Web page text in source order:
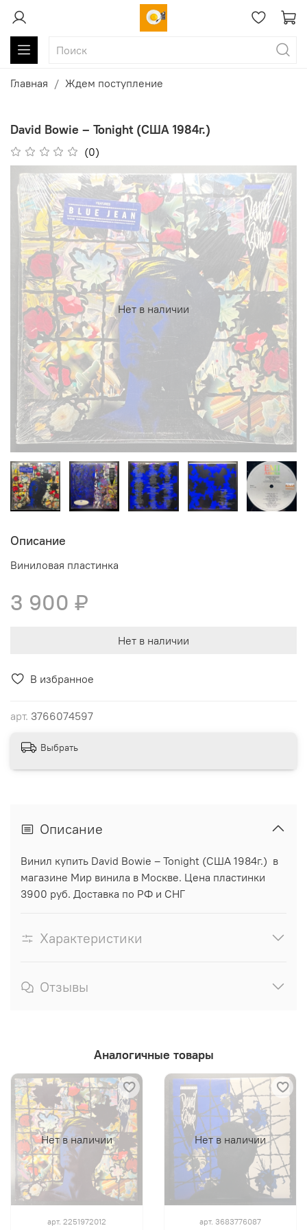
Главная Ждем поступление
David Bowie ‎– Tonight (США 1984г.)
(0)
В избранное
арт. 3766074597
Нет в наличии
Описание
Виниловая пластинка
3 900 ₽
Нет в наличии
Выбрать
Описание
Винил купить David Bowie ‎– Tonight (США 1984г.) в
магазине Мир винила в Москве. Цена пластинки
3900 руб. Доставка по РФ и СНГ
Характеристики
Отзывы
Аналогичные товары
Нет в наличии
арт. 2251972012
Нет в наличии
арт. 3683776087